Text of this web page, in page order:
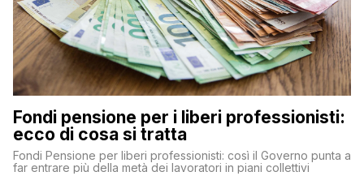
Fondi pensione per i liberi professionisti:
ecco di cosa si tratta
Fondi Pensione per liberi professionisti: così il Governo punta a
far entrare più della metà dei lavoratori in piani collettivi